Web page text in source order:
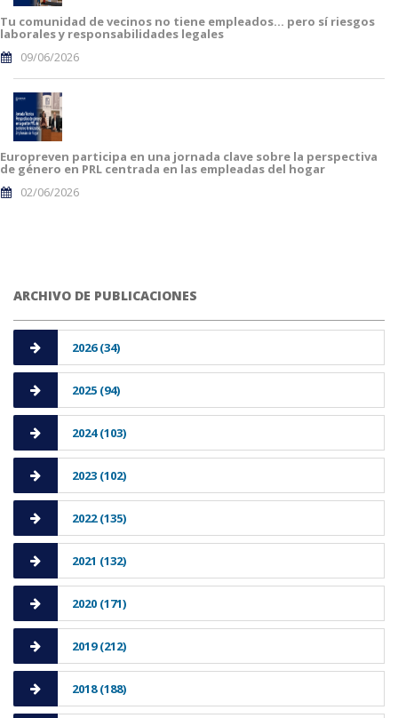
Tu comunidad de vecinos no tiene empleados… pero sí riesgos
laborales y responsabilidades legales
09/06/2026
Europreven participa en una jornada clave sobre la perspectiva
de género en PRL centrada en las empleadas del hogar
02/06/2026
ARCHIVO DE PUBLICACIONES
2026 (34)
2025 (94)
2024 (103)
2023 (102)
2022 (135)
2021 (132)
2020 (171)
2019 (212)
2018 (188)